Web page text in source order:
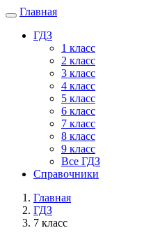
Главная
ГДЗ
1 класс
2 класс
3 класс
4 класс
5 класс
6 класс
7 класс
8 класс
9 класс
Все ГДЗ
Справочники
Главная
ГДЗ
7 класс